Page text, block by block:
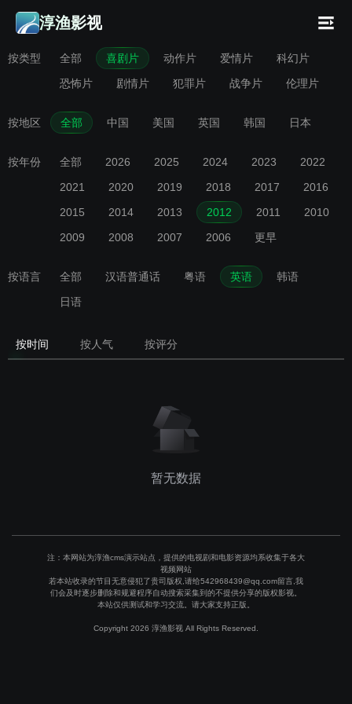
淳渔影视
按类型 全部 喜剧片 动作片 爱情片
科幻片
恐怖片
剧情片 犯罪片 战争片 伦理片
按地区 全部 中国 美国 英国 韩国 日本
按年份 全部 2026 2025 2024 2023
2022
2021
2020 2019 2018 2017
2016
2015
2014 2013 2012 2011
2010
2009
2008 2007 2006 更早
按语言 全部 汉语普通话 粤语 英语
韩语
日语
按时间 按人气 按评分
暂无数据
注：本网站为淳渔cms演示站点，提供的电视剧和电影资源均系收集于各大
视频网站
若本站收录的节目无意侵犯了贵司版权,请给542968439@qq.com留言,我
们会及时逐步删除和规避程序自动搜索采集到的不提供分享的版权影视。
本站仅供测试和学习交流。请大家支持正版。
Copyright 2026 淳渔影视 All Rights Reserved.